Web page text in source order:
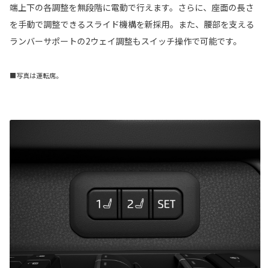
端上下の各調整を無段階に電動で行えます。さらに、座面の長さ
を手動で調整できるスライド機構を新採用。また、腰部を支える
ランバーサポートの2ウェイ調整もスイッチ操作で可能です。
■写真は運転席。